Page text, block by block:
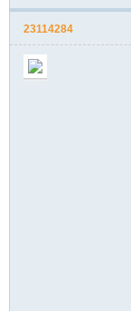
23114284